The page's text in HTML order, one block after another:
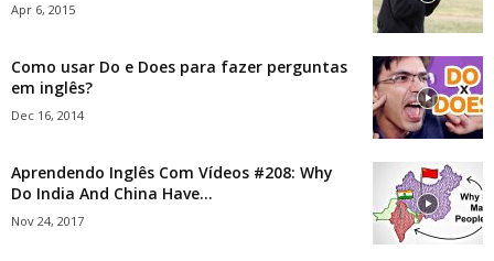
Apr 6, 2015
Como usar Do e Does para fazer perguntas
em inglês?
Dec 16, 2014
Aprendendo Inglês Com Vídeos #208: Why
Do India And China Have...
Nov 24, 2017